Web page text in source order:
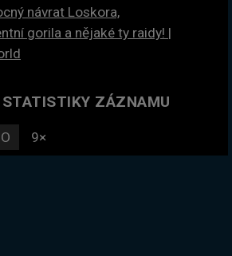
návrat Loskora,
gorila a nějaké ty raidy! |
STATISTIKY ZÁZNAMU
9×